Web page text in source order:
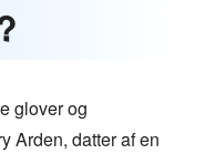
glover og
Arden, datter af en